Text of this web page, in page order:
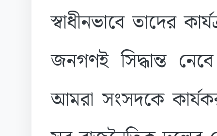
স্বাধীনভাবে তাদের
জনগণই সিদ্ধান্ত
আমরা সংসদকে